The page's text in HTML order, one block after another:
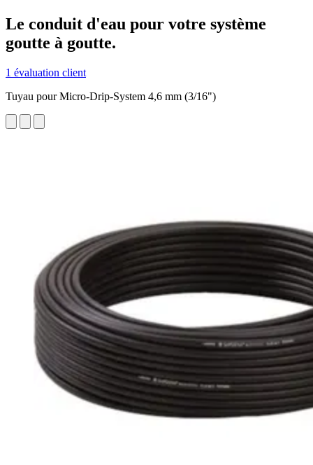
Le conduit d'eau pour votre système
goutte à goutte.
1 évaluation client
Tuyau pour Micro-Drip-System 4,6 mm (3/16")